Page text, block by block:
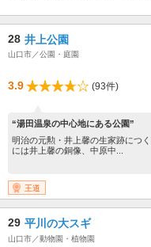
28 井上公園
山口市／公園・庭園
3.9 (93件)
“湯田温泉の中心地にある公園”
明治の元勲・井上馨の生家跡につ
には井上馨の銅像、中原中...
王道
29 平川の大スギ
山口市／動物園・植物園